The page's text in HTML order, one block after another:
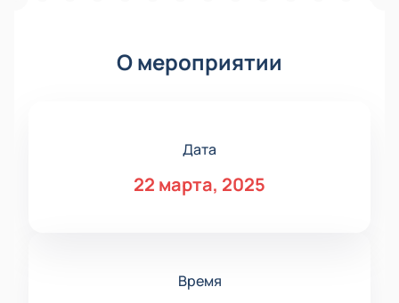
О мероприятии
Дата
22 марта, 2025
Время